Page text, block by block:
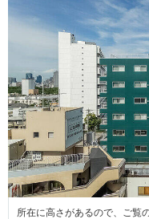
所在に高さがあるので、ご覧